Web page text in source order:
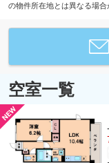
の物件所在地とは異なる場合
空室一覧
-